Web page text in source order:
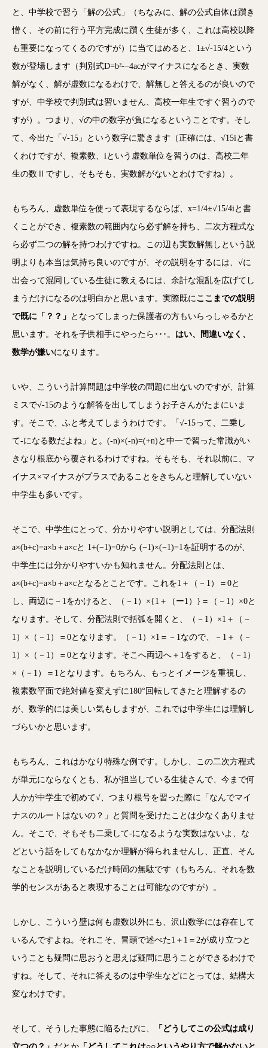
と、中学校で習う「解の公式」（ちなみに、解の公式自体は躓き
憎く、その前に行う平方完成に躓く生徒が多く、これは高校以降
も重要になってくるのですが）に当てはめると、1±√-15/4という
数が登場します（判別式D=b²-−4acがマイナスになるとき、実数
解がなく、 解が虚数になるわけで、解無しと答えるのが良いので
すが、 中学校で判別式は習いません、高校一年生ですぐ習うので
すが）。 つまり、√の中の数字が負になるということです。そし
て、 今出た「√-15」という数字に驚きます（正確には、√15iと書
くわけですが、複素数、iという虚数単位を習うのは、 高校二年
生の数Ⅱですし、そもそも、実数解がないとわけですね） 。
もちろん、虚数単位を使って表現するならば、x=1/4±√15/4iと書
くことができ、複素数の範囲内なら必ず解を持ち、二次方程式な
ら必ず二つの解を持つわけですね。この辺も実数解無しという説
明よりも本当は気持ち良いのですが、その説明をするには、√に
出会って混同している生徒に教えるには、余計な混乱を広げてし
まうだけになるのは明白かと思います。実際既にここまでの説明
で既に「？？」 となってしまった保護者の方もいらっしゃるかと
思います。それを子供相手にやったら･･･。 はい、間違いなく、
数学が嫌いになります。
いや、こういう計算問題は中学校の問題に出ないのですが、 計算
ミスで√-15のような解答を出してしまうお子さんがたまにいま
す。 そこで、ふと考えてしまうわけです。「√-15って、二乗し
て-になる数だよね」と。(-n)×(-n)=(+n) と中一で習った常識がい
きなり根底から覆されるわけですね。そもそも、それ以前に、マ
イナス×マイナスがプラスであることをきちんと理解していない
中学生も多いです。
そこで、中学生にとって、分かりやすい説明としては、分配法則
a×(b+c)=a×b＋a×cと 1+(−1)=0から (−1)×(−1)=1を証明するのが、
中学生には分かりやすいかも知れません。分配法則とは、
a×(b+c)=a×b＋a×cとなるとことです。これを1＋（－1）＝0と
し、両辺に－1をかけると、（－1）×{1＋（ー1）}＝（－1）×0と
なります。そして、分配法則で括弧を開くと、（－1）×1＋（－
1）×（－1）＝0となります。（－1）×1＝－1なので、－1＋（－
1）×（－1）＝0となります。そこへ両辺へ＋1をすると、（－1）
×（－1）＝1となります。もちろん、もっとイメージを重視し、
複素数平面で絶対値を変えずに180° 回転してきたと理解するの
が、数学的には美しい気もしますが、これでは中学生には理解し
づらいかと思います。
もちろん、これはかなり特殊な例です。しかし、この二次方程式
が単元にならなくとも、私が担当している生徒さんで、今まで何
人かが中学生で初めて√、 つまり根号を習った際に「なんでマイ
ナスのルートはないの？」
と質問を受けたことは少なくありませ
ん。そこで、 そもそも二乗して-になるような実数はないよ、 な
どという話をしてもなかなか理解が得られませんし、正直、 そん
なことを説明しているだけ時間の無駄です（もちろん、 それを数
学的センスがあると表現することは可能なのですが）。
しかし、こういう壁は何も虚数以外にも、 沢山数学には存在して
いるんですよね。それこそ、冒頭で述べた1＋1＝2が成り立つと
いうことも疑問に思おうと思えば疑問に思うことができるわけで
すね。そして、それに答えるのは中学生などにとっては、結構大
変なわけです。
そして、そうした事態に陥るたびに、 「 どうしてこの公式は成り